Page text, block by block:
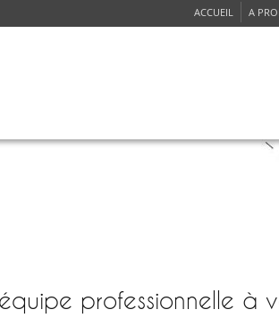
A
ACCUEIL
professionnelle à